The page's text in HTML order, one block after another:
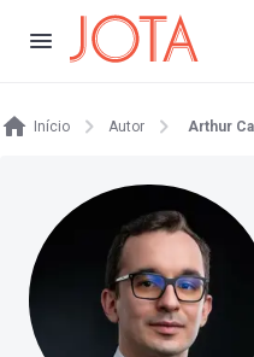
Início Autor Arthur